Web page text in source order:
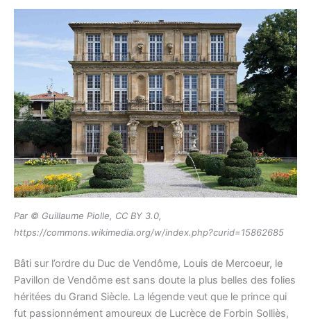
Par © Guillaume Piolle, CC BY 3.0,
https://commons.wikimedia.org/w/index.php?curid=15862685
Bâti sur l’ordre du Duc de Vendôme, Louis de Mercoeur, le
Pavillon de Vendôme est sans doute la plus belles des folies
héritées du Grand Siècle. La légende veut que le prince qui
fut passionnément amoureux de Lucrèce de Forbin Solliès,